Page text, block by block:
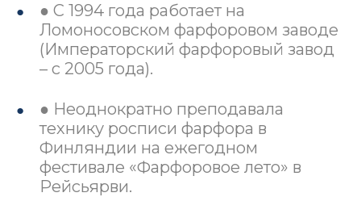
● С 1994 года работает на
Ломоносовском фарфоровом заводе
(Императорский фарфоровый завод
– с 2005 года).
● Неоднократно преподавала
технику росписи фарфора в
Финляндии на ежегодном
фестивале «Фарфоровое лето» в
Рейсьярви.